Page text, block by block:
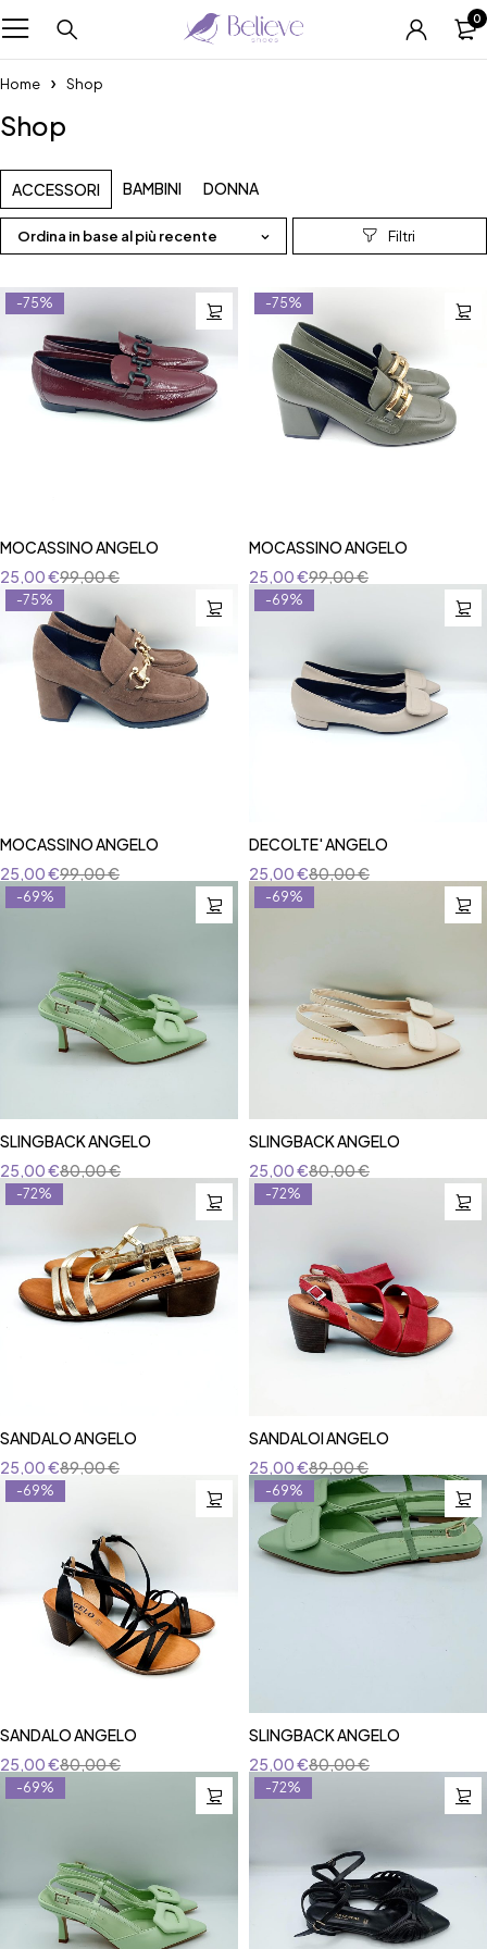
0
Home Shop
Shop
Ordina in base al più recente
ACCESSORI BAMBINI DONNA
-75%
MOCASSINO ANGELO
99,00€
25,00€
-75%
MOCASSINO ANGELO
99,00€
25,00€
-75%
MOCASSINO ANGELO
99,00€
25,00€
-69%
DECOLTE' ANGELO
80,00€
25,00€
-69%
SLINGBACK ANGELO
80,00€
25,00€
-69%
SLINGBACK ANGELO
80,00€
25,00€
-72%
SANDALO ANGELO
89,00€
25,00€
-72%
SANDALOI ANGELO
89,00€
25,00€
-69%
SANDALO ANGELO
80,00€
25,00€
-69%
SLINGBACK ANGELO
80,00€
25,00€
-69% -72%